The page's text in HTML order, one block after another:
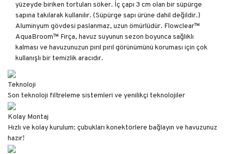
yüzeyde biriken tortuları söker. İç çapı 3 cm olan bir süpürge
sapına takılarak kullanılır. (Süpürge sapı ürüne dahil değildir.)
Aluminyum gövdesi paslanmaz, uzun ömürlüdür. Flowclear™
AquaBroom™ Fırça, havuz suyunun sezon boyunca sağlıklı
kalması ve havuzunuzun pırıl pırıl görünümünü koruması için çok
kullanışlı bir temizlik aracıdır.
Teknoloji
Son teknoloji filtreleme sistemleri ve yenilikçi teknolojiler
Kolay Montaj
Hızlı ve kolay kurulum: çubukları konektörlere bağlayın ve havuzunuz
hazır!